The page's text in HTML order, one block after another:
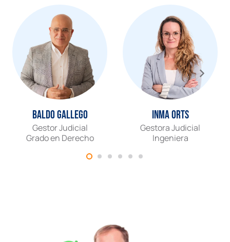
Baldo Gallego
Gestor Judicial
Grado en Derecho
Inma Orts
Gestora Judicial
Ingeniera